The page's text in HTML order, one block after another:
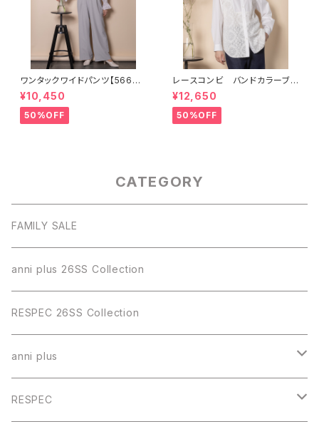
ワンタックワイドパンツ【56670
01】SET可
¥10,450
50%OFF
レースコンビ バンドカラーブラ
ウス【8264005】
¥12,650
50%OFF
CATEGORY
FAMILY SALE
anni plus 26SS Collection
RESPEC 26SS Collection
anni plus
トップス
RESPEC